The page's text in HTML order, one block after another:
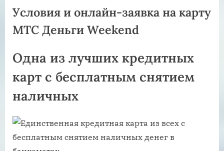
Условия и онлайн-заявка на карту
МТС Деньги Weekend
Одна из лучших кредитных
карт с бесплатным снятием
наличных